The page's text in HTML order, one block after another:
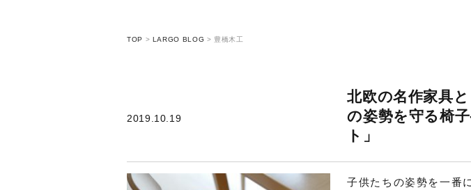
TOP > LARGO BLOG > 豊橋木工
2019.10.19
北欧の名作家具
の姿勢を守る椅
ト」
子供たちの姿勢を一番